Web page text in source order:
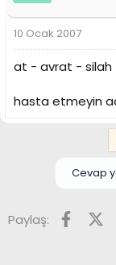
10 Ocak 2007
at - avrat - silah
hasta etmeyin
Cevap
Paylaş: